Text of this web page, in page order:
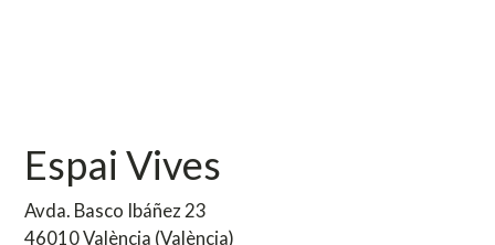
Espai Vives
Avda. Basco Ibáñez 23
46010 València (València)